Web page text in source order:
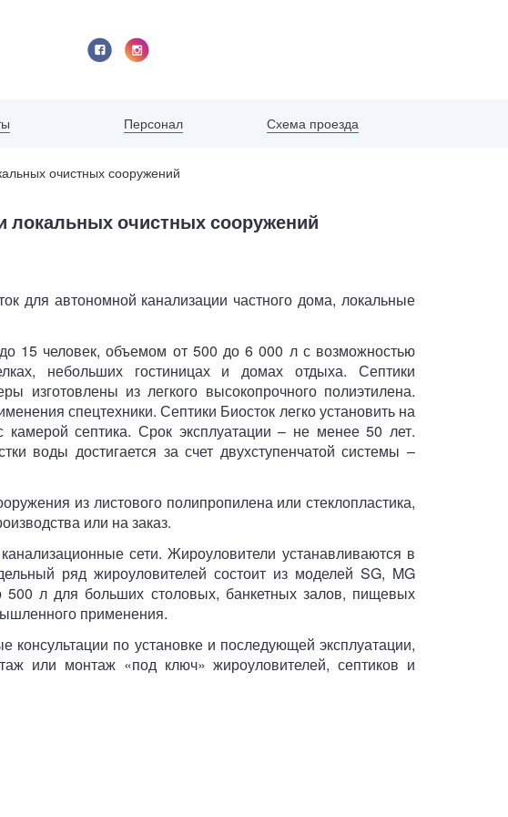
Персонал Схема проезда
очистных сооружений
локальных очистных сооружений
для автономной канализации частного дома, локальные
15 человек, объемом от 500 до 6 000 л с возможностью
небольших гостиницах и домах отдыха. Септики
изготовлены из легкого высокопрочного полиэтилена.
спецтехники. Септики Биосток легко установить на
септика. Срок эксплуатации – не менее 50 лет.
воды достигается за счет двухступенчатой системы –
из листового полипропилена или стеклопластика,
или на заказ.
сети. Жироуловители устанавливаются в
ряд жироуловителей состоит из моделей SG, MG
л для больших столовых, банкетных залов, пищевых
применения.
по установке и последующей эксплуатации,
или монтаж «под ключ» жироуловителей, септиков и